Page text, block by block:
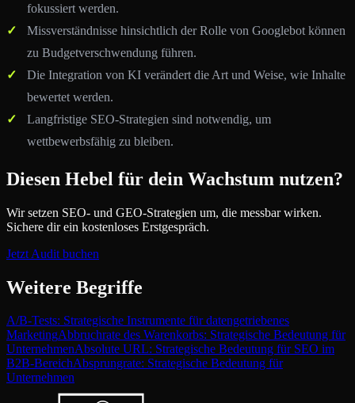
fokussiert werden.
Missverständnisse hinsichtlich der Rolle von Googlebot können
zu Budgetverschwendung führen.
Die Integration von KI verändert die Art und Weise, wie Inhalte
bewertet werden.
Langfristige SEO-Strategien sind notwendig, um
wettbewerbsfähig zu bleiben.
Diesen Hebel für dein Wachstum nutzen?
Wir setzen SEO- und GEO-Strategien um, die messbar wirken.
Sichere dir ein kostenloses Erstgespräch.
Jetzt Audit buchen
Weitere Begriffe
A/B-Tests: Strategische Instrumente für datengetriebenes
MarketingAbbruchrate des Warenkorbs: Strategische Bedeutung für
UnternehmenAbsolute URL: Strategische Bedeutung für SEO im
B2B-BereichAbsprungrate: Strategische Bedeutung für
Unternehmen